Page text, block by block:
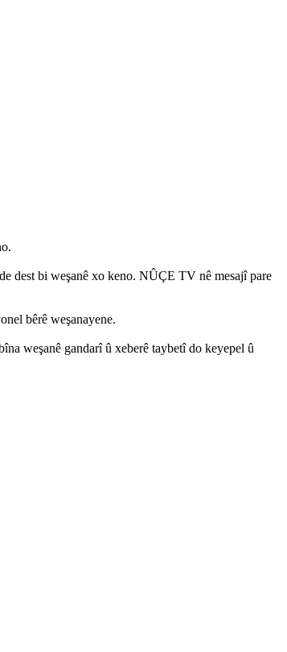
dest bi weşanê xo keno. NÛÇE TV nê mesajî pare
bêrê weşanayene.
weşanê gandarî û xeberê taybetî do keyepel û